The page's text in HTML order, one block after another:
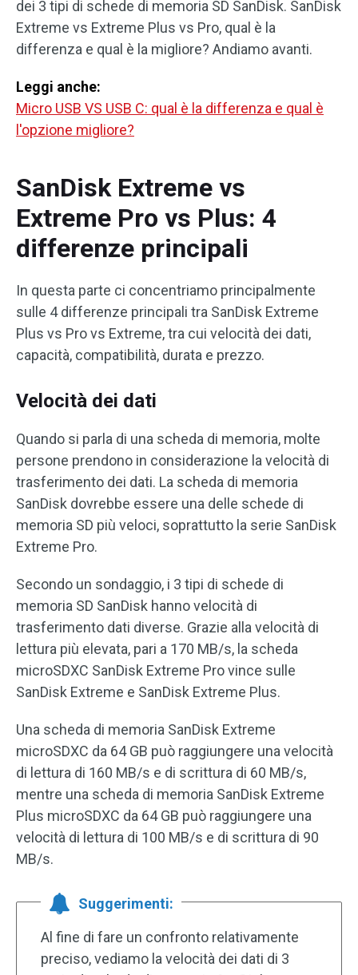
dei 3 tipi di schede di memoria SD SanDisk. SanDisk
Extreme vs Extreme Plus vs Pro, qual è la
differenza e qual è la migliore? Andiamo avanti.
Leggi anche:
Micro USB VS USB C: qual è la differenza e qual è
l'opzione migliore?
SanDisk Extreme vs
Extreme Pro vs Plus: 4
differenze principali
In questa parte ci concentriamo principalmente
sulle 4 differenze principali tra SanDisk Extreme
Plus vs Pro vs Extreme, tra cui velocità dei dati,
capacità, compatibilità, durata e prezzo.
Velocità dei dati
Quando si parla di una scheda di memoria, molte
persone prendono in considerazione la velocità di
trasferimento dei dati. La scheda di memoria
SanDisk dovrebbe essere una delle schede di
memoria SD più veloci, soprattutto la serie SanDisk
Extreme Pro.
Secondo un sondaggio, i 3 tipi di schede di
memoria SD SanDisk hanno velocità di
trasferimento dati diverse. Grazie alla velocità di
lettura più elevata, pari a 170 MB/s, la scheda
microSDXC SanDisk Extreme Pro vince sulle
SanDisk Extreme e SanDisk Extreme Plus.
Una scheda di memoria SanDisk Extreme
microSDXC da 64 GB può raggiungere una velocità
di lettura di 160 MB/s e di scrittura di 60 MB/s,
mentre una scheda di memoria SanDisk Extreme
Plus microSDXC da 64 GB può raggiungere una
velocità di lettura di 100 MB/s e di scrittura di 90
MB/s.
Suggerimenti:
Al fine di fare un confronto relativamente
preciso, vediamo la velocità dei dati di 3